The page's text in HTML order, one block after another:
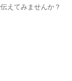
えてみませんか？